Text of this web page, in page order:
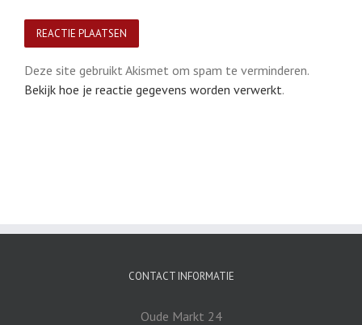
Deze site gebruikt Akismet om spam te verminderen.
Bekijk hoe je reactie gegevens worden verwerkt.
CONTACT INFORMATIE
Oude Markt 24